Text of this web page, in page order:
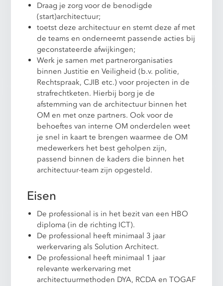
Draag je zorg voor de benodigde
(start)architectuur;
toetst deze architectuur en stemt deze af met
de teams en onderneemt passende acties bij
geconstateerde afwijkingen;
Werk je samen met partnerorganisaties
binnen Justitie en Veiligheid (b.v. politie,
Rechtspraak, CJIB etc.) voor projecten in de
strafrechtketen. Hierbij borg je de
afstemming van de architectuur binnen het
OM en met onze partners. Ook voor de
behoeftes van interne OM onderdelen weet
je snel in kaart te brengen waarmee de OM
medewerkers het best geholpen zijn,
passend binnen de kaders die binnen het
architectuur-team zijn opgesteld.
Eisen
De professional is in het bezit van een HBO
diploma (in de richting ICT).
De professional heeft minimaal 3 jaar
werkervaring als Solution Architect.
De professional heeft minimaal 1 jaar
relevante werkervaring met
architectuurmethoden DYA, RCDA en TOGAF